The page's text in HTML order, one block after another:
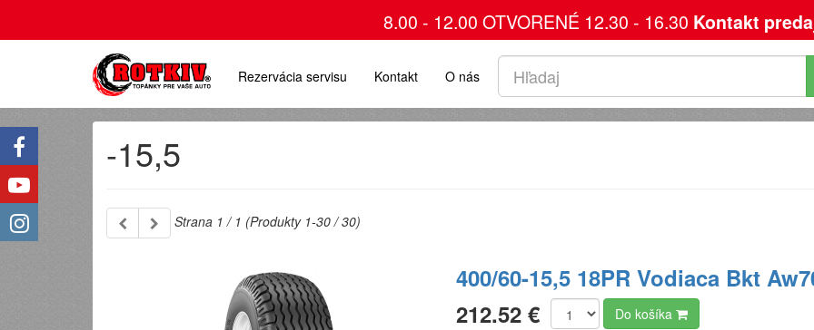
8.00 - 12.00 OTVORENÉ 12.30 - 16.30 Kontakt
Rezervácia servisu Kontakt O nás
-15,5
Strana 1 / 1 (Produkty 1-30 / 30)
400/60-15,5 18PR Vodiaca Bkt
212.52 €
Do košíka